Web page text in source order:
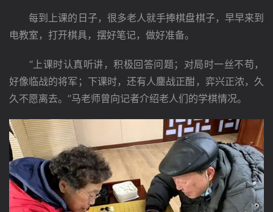
每到上课的日子，很多老人就手捧棋盘棋子，早早来到
电教室，打开棋具，摆好笔记，做好准备。
“上课时认真听讲，积极回答问题；对局时一丝不苟，
好像临战的将军；下课时，还有人鏖战正酣，弈兴正浓，久
久不愿离去。”马老师曾向记者介绍老人们的学棋情况。